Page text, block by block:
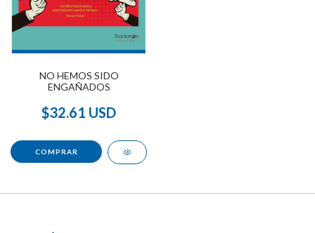
NO HEMOS SIDO
ENGAÑADOS
$32.61 USD